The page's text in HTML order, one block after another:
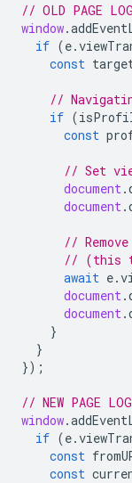
// OLD PAGE
window.
if (e.
const
//
if (
const
// Set
document .
document .
//
// (this
await e.
document .
document .
}
}
});
// NEW PAGE
window.
if (e.
const
const